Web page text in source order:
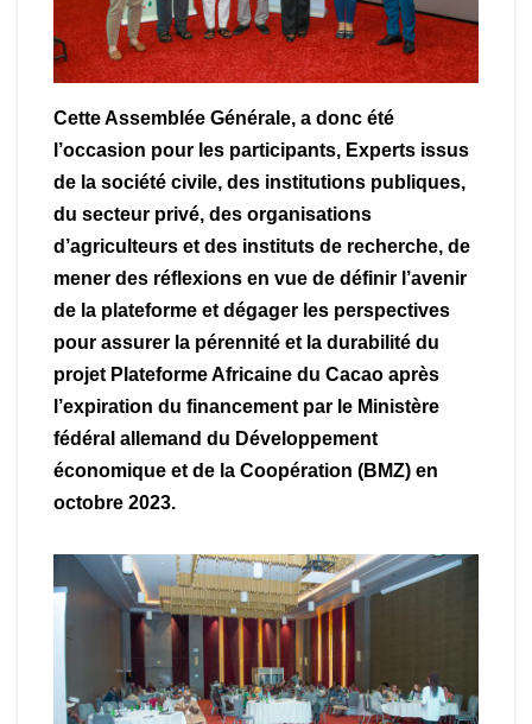
Cette Assemblée Générale, a donc été
l’occasion pour les participants, Experts issus
de la société civile, des institutions publiques,
du secteur privé, des organisations
d’agriculteurs et des instituts de recherche, de
mener des réflexions en vue de définir l’avenir
de la plateforme et dégager les perspectives
pour assurer la pérennité et la durabilité du
projet Plateforme Africaine du Cacao après
l’expiration du financement par le Ministère
fédéral allemand du Développement
économique et de la Coopération (BMZ) en
octobre 2023.